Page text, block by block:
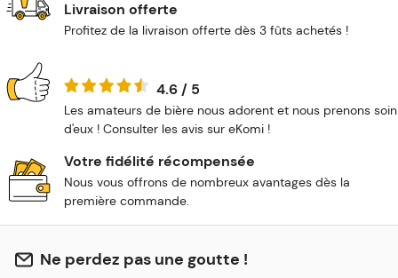
Livraison offerte
Profitez de la livraison offerte dès 3 fûts achetés !
4.6 / 5
Les amateurs de bière nous adorent et nous prenons soin
d'eux ! Consulter les avis sur eKomi !
Votre fidélité récompensée
Nous vous offrons de nombreux avantages dès la
première commande.
Ne perdez pas une goutte !